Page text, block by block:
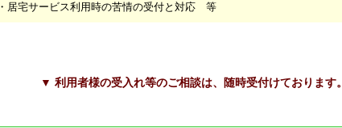
・居宅サービス利用時の苦情の受付と対応 等
▼ 利用者様の受入れ等のご相談は、随時受付けております。